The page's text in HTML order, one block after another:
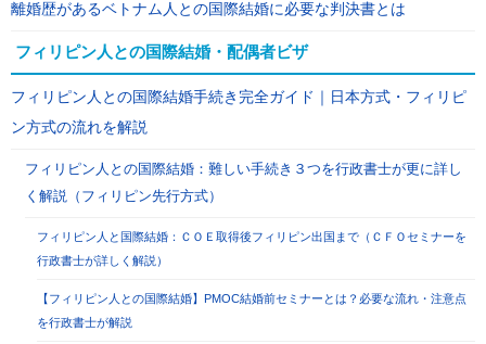
離婚歴があるベトナム人との国際結婚に必要な判決書とは
フィリピン人との国際結婚・配偶者ビザ
フィリピン人との国際結婚手続き完全ガイド｜日本方式・フィリピ
ン方式の流れを解説
フィリピン人との国際結婚：難しい手続き３つを行政書士が更に詳し
く解説（フィリピン先行方式）
フィリピン人と国際結婚：ＣＯＥ取得後フィリピン出国まで（ＣＦＯセミナーを
行政書士が詳しく解説）
【フィリピン人との国際結婚】PMOC結婚前セミナーとは？必要な流れ・注意点
を行政書士が解説